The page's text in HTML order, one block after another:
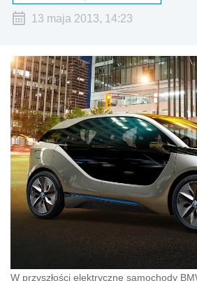
13 maja 2013, 14:23
W przyszłości elektryczne samochody